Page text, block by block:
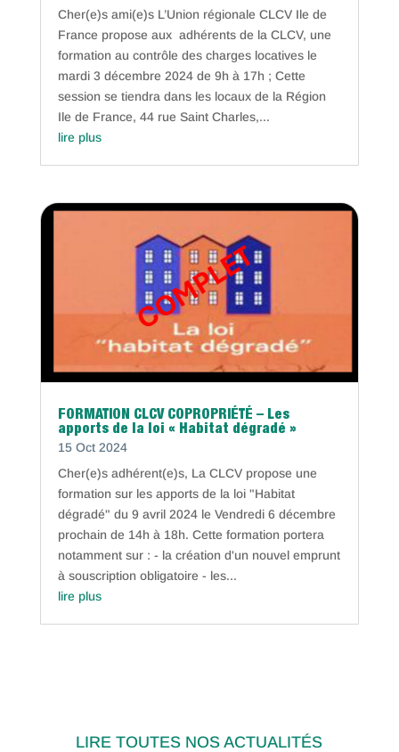
Cher(e)s ami(e)s L’Union régionale CLCV Ile de
France propose aux adhérents de la CLCV, une
formation au contrôle des charges locatives le
mardi 3 décembre 2024 de 9h à 17h ; Cette
session se tiendra dans les locaux de la Région
Ile de France, 44 rue Saint Charles,...
lire plus
FORMATION CLCV COPROPRIÉTÉ – Les
apports de la loi « Habitat dégradé »
15 Oct 2024
Cher(e)s adhérent(e)s, La CLCV propose une
formation sur les apports de la loi "Habitat
dégradé" du 9 avril 2024 le Vendredi 6 décembre
prochain de 14h à 18h. Cette formation portera
notamment sur : - la création d'un nouvel emprunt
à souscription obligatoire - les...
lire plus
LIRE TOUTES NOS ACTUALITÉS